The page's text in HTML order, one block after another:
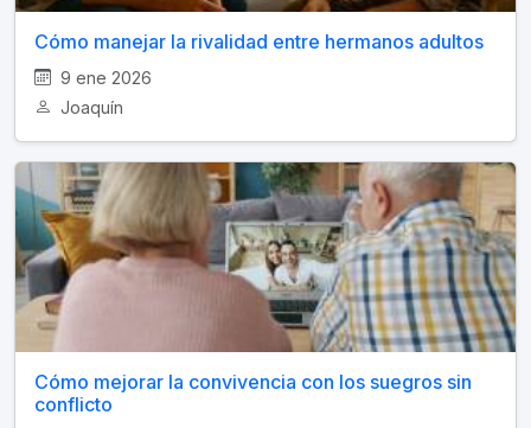
Cómo manejar la rivalidad entre hermanos adultos
9 ene 2026
Joaquín
Cómo mejorar la convivencia con los suegros sin
conflicto